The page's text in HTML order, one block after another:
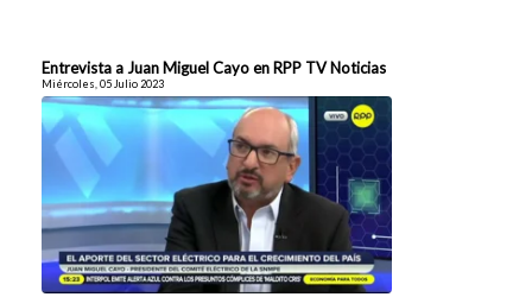
Entrevista a Juan Miguel Cayo en RPP TV Noticias
Miércoles, 05 Julio 2023